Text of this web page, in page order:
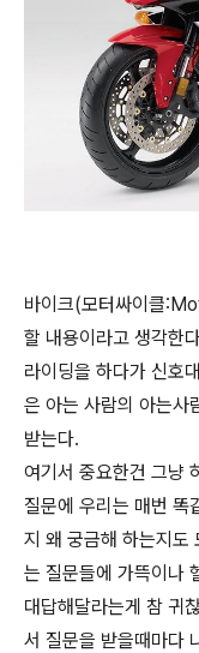
바이크(모터싸이클
할 내용이라고 생각한
라이딩을 하다가 신호
은 아는 사람의 아는사
받는다.
여기서 중요한건 그냥
질문에 우리는 매번 똑
지 왜 궁금해 하는지도
는 질문들에 가뜩이나
대답해달라는게 참 귀
서 질문을 받을때마다